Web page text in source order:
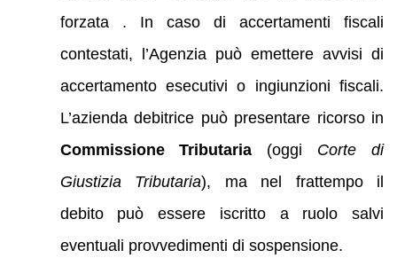
forzata . In caso di accertamenti fiscali
contestati, l’Agenzia può emettere avvisi di
accertamento esecutivi o ingiunzioni fiscali.
L’azienda debitrice può presentare ricorso in
Commissione Tributaria (oggi Corte di
Giustizia Tributaria), ma nel frattempo il
debito può essere iscritto a ruolo salvi
eventuali provvedimenti di sospensione.